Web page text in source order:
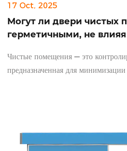
17 Oct, 2025
Могут ли двери чистых
герметичными, не влияя
Чистые помещения — это
предназначенная для